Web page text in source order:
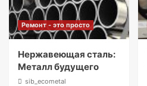
Ремонт - это просто
Нержавеющая сталь:
Металл будущего
sib_ecometal